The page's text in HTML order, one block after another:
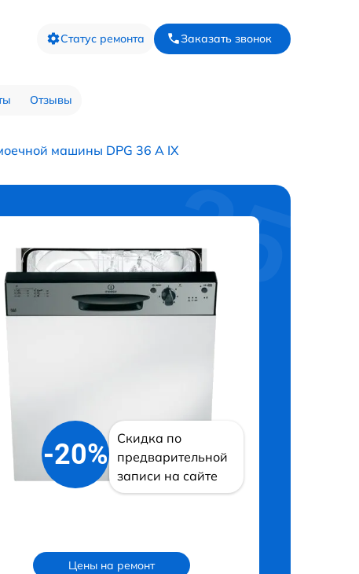
Статус ремонта Заказать звонок
Отзывы
машины DPG 36 A IX
-20%
Скидка по
предварительной
записи на сайте
Цены на ремонт